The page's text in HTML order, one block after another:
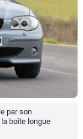
par son
boîte longue